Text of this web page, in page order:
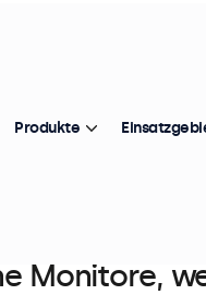
einfach in jede
Betriebssystemen
Monitore,
Produkte